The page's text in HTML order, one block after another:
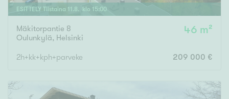
Pinta-ala
Asuinpinta-ala Kokonaispinta-ala
ESITTELY Tiistaina 11 . 8 . klo 15:00
Mäkitorpantie 8
Oulunkylä, Helsinki
46 m²
2h+kk+kph+parveke 209 000 €